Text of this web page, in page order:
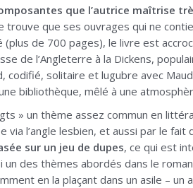
que l’autrice maîtrise
trouve que ses ouvrages qui ne
de 700 pages), le livre est
de l’Angleterre à la Dickens,
solitaire et lugubre avec
bibliothèque, mêlé à une
» un thème assez commun en
l’angle lesbien, et aussi par le fait
sur un jeu de dupes, ce qui est
des thèmes abordés dans le
en la plaçant dans un asile – un